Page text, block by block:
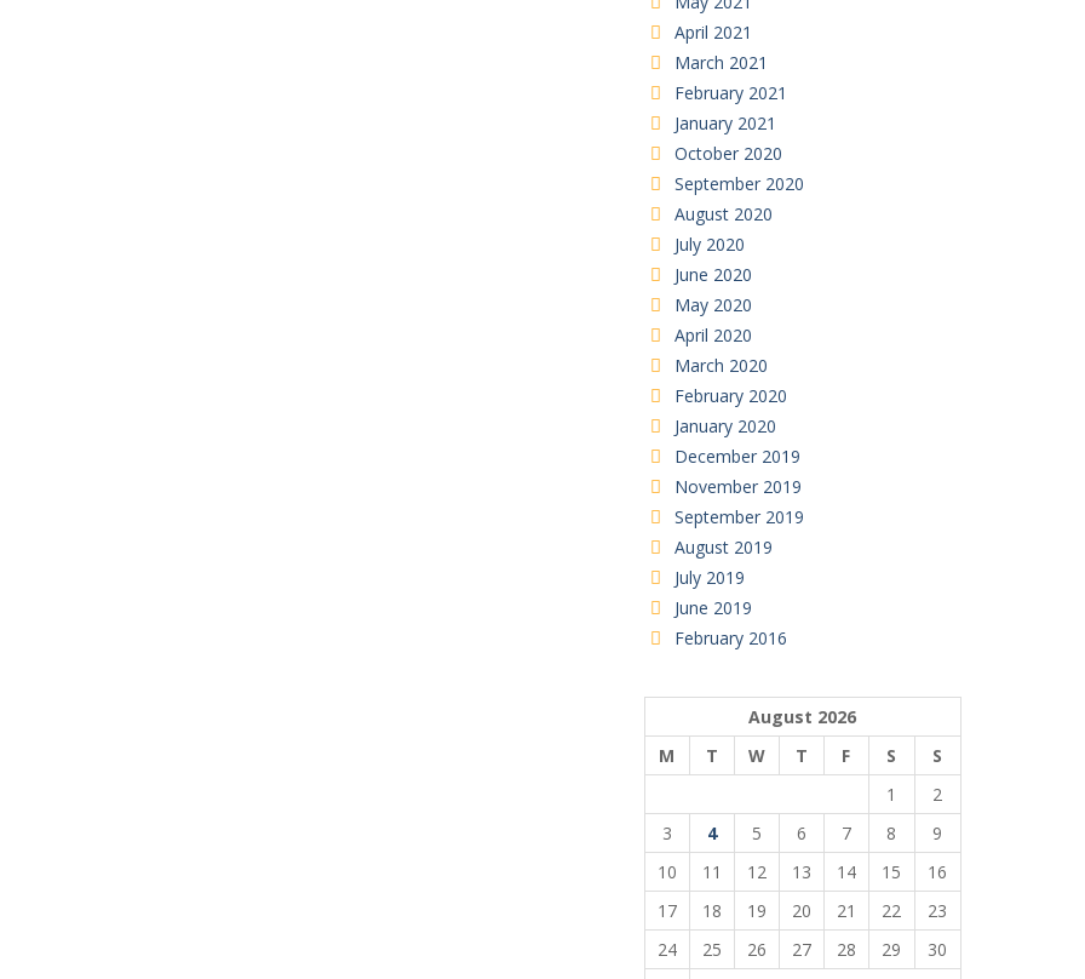
April 2021
March 2021
February 2021
January 2021
October 2020
September 2020
August 2020
July 2020
June 2020
May 2020
April 2020
March 2020
February 2020
January 2020
December 2019
November 2019
September 2019
August 2019
July 2019
June 2019
February 2016
August 2026
M
T W T F S
S
1
2
3
4 5 6 7 8
9
10
11 12 13 14 15
16
17
18 19 20 21 22
23
24
25 26 27 28 29
30